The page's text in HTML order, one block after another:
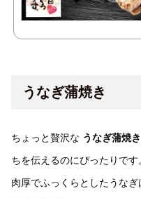
うなぎ蒲焼き
ちょっと贅沢な うなぎ蒲焼き
ちを伝えるのにぴったりです
肉厚でふっくらとしたうな